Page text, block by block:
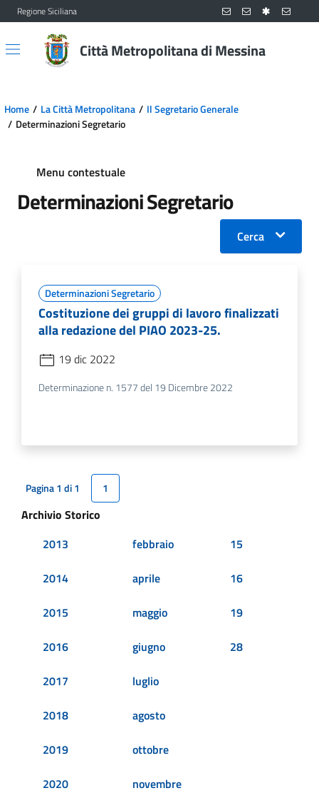
Vai al contenuto principale
Vai al menu principale
Regione Siciliana
Città Metropolitana di Messina
Home La Città Metropolitana
Il Segretario Generale
Determinazioni Segretario
Menu contestuale
Determinazioni Segretario
Cerca
Determinazioni Segretario
Costituzione dei gruppi di lavoro finalizzati
alla redazione del PIAO 2023-25.
19 dic 2022
Determinazione n. 1577 del 19 Dicembre 2022
Pagina 1 di 1 1
Archivio Storico
2013
2014
2015
2016
2017
2018
2019
2020
febbraio
aprile
maggio
giugno
luglio
agosto
ottobre
novembre
15
16
19
28